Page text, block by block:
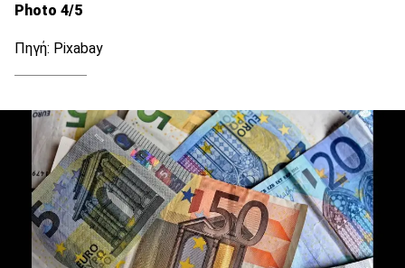
Photo 4/5
Πηγή: Pixabay